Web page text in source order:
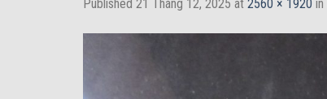
Published 21 Tháng 12, 2025 at 2560 × 1920 in